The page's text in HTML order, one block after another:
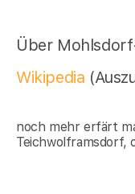
Über
Wikipedia
noch mehr erfärt
Teichwolframsdorf,